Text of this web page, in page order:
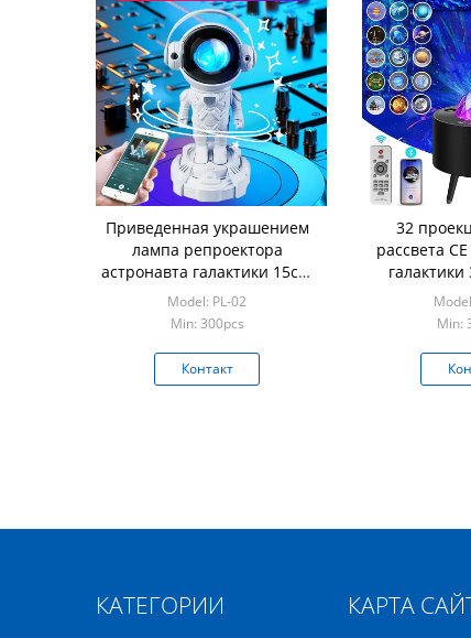
Приведенная украшением
лампа репроектора
астронавта галактики 15cm
звезды
Model: PL-02
Min: 300pcs
Контакт
32
рассвета
галактики
лазером
Min:
КАТЕГОРИИ КАРТА